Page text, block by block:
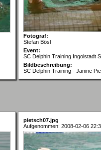
Fotograf:
Stefan Bösl
Event:
SC Delphin Training Ingolstadt
Bildbeschreibung:
SC Delphin Training - Janine
pietsch07.jpg
Aufgenommen: 2008-02-06